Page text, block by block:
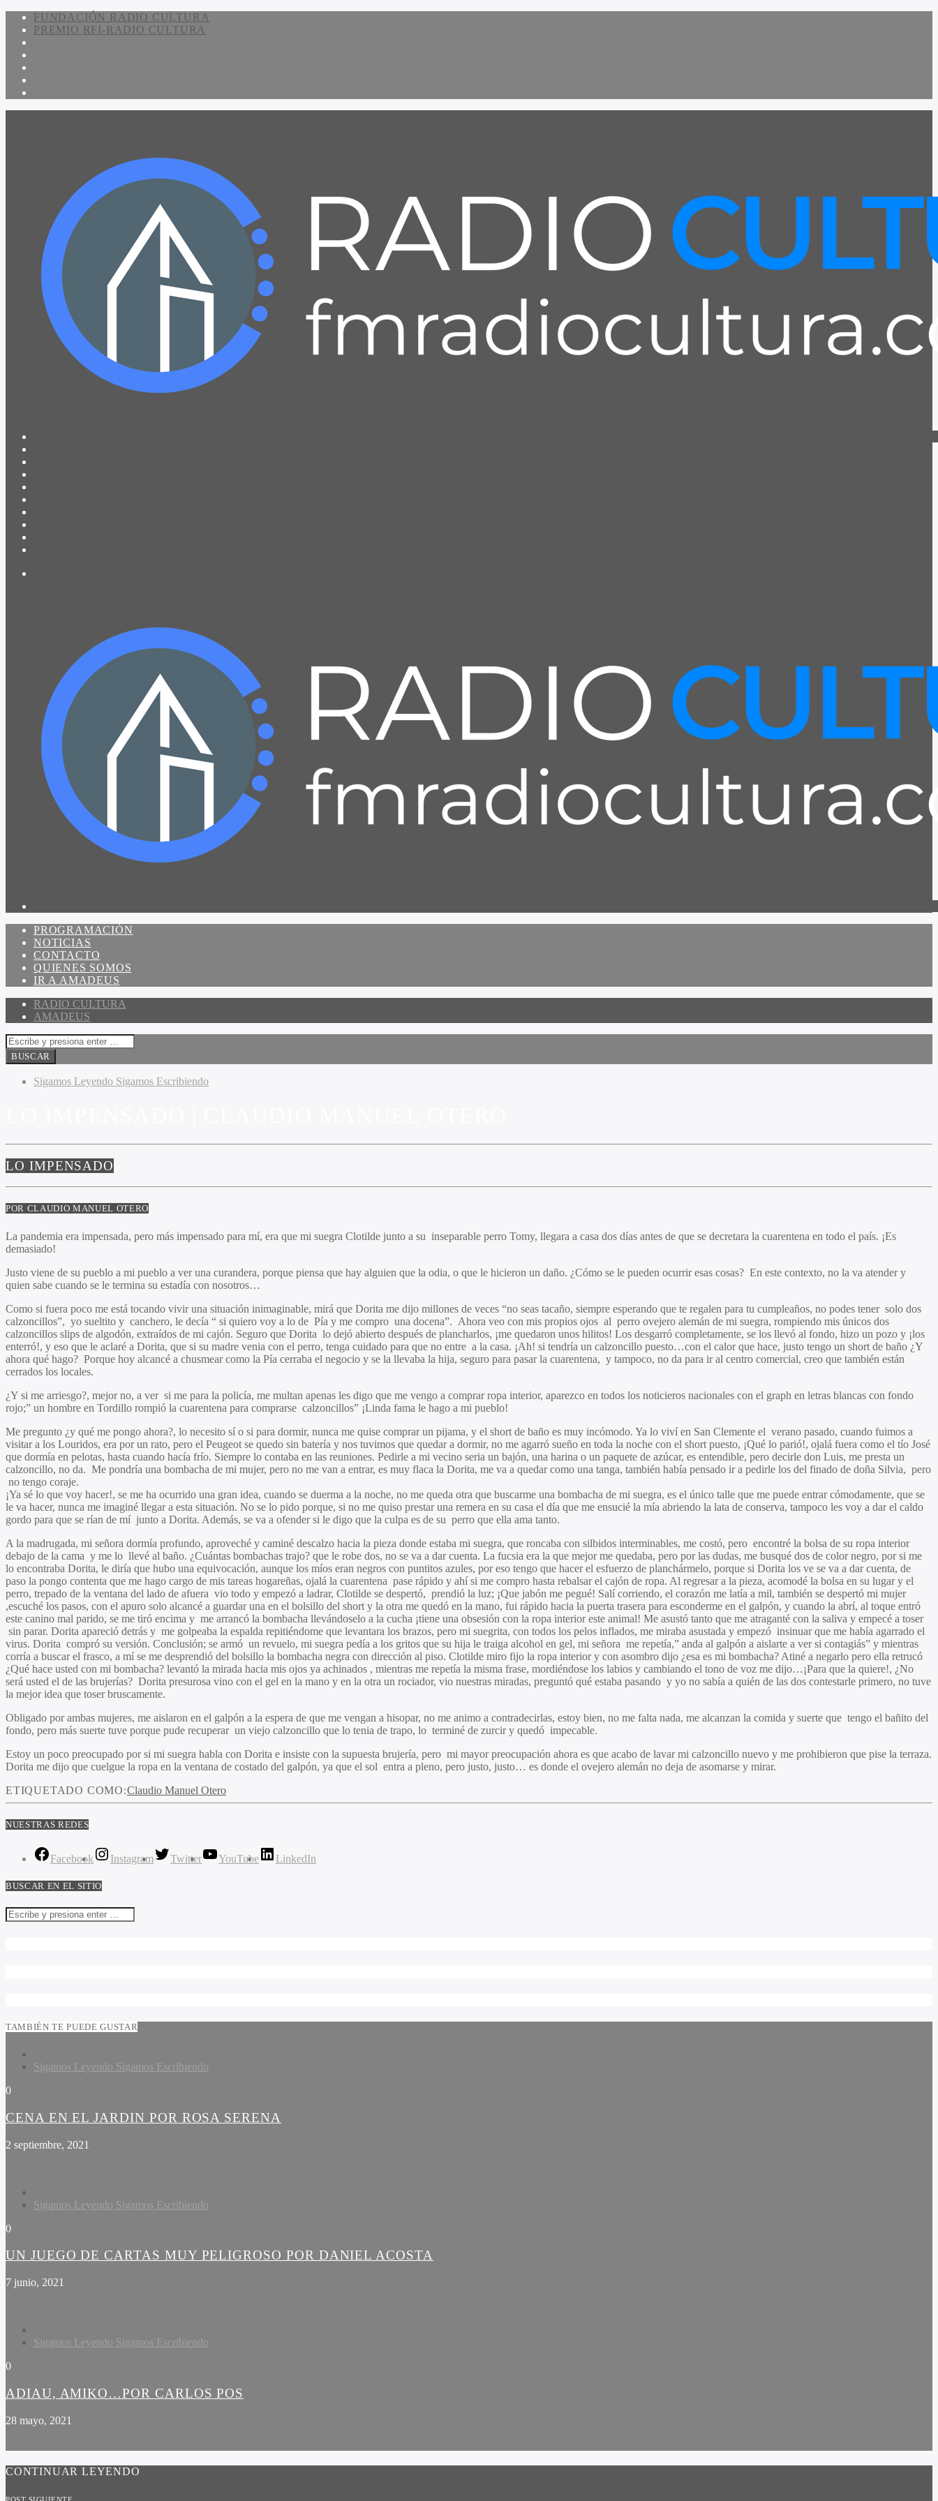
FUNDACIÓN RADIO CULTURA
PREMIO RFI-RADIO CULTURA
PROGRAMACIÓN
NOTICIAS
CONTACTO
QUIENES SOMOS
IR A AMADEUS
RADIO CULTURA
AMADEUS
Sigamos Leyendo Sigamos Escribiendo
LO IMPENSADO
POR CLAUDIO MANUEL OTERO
La pandemia era impensada, pero más impensado para mí, era que mi suegra Clotilde junto a su inseparable perro Tomy, llegara a casa dos días antes de que se decretara la cuarentena en todo el país. ¡Es
demasiado!
Justo viene de su pueblo a mi pueblo a ver una curandera, porque piensa que hay alguien que la odia, o que le hicieron un daño. ¿Cómo se le pueden ocurrir esas cosas? En este contexto, no la va atender y
quien sabe cuando se le termina su estadía con nosotros…
Como si fuera poco me está tocando vivir una situación inimaginable, mirá que Dorita me dijo millones de veces “no seas tacaño, siempre esperando que te regalen para tu cumpleaños, no podes tener solo dos
calzoncillos”, yo sueltito y canchero, le decía “ si quiero voy a lo de Pía y me compro una docena”. Ahora veo con mis propios ojos al perro ovejero alemán de mi suegra, rompiendo mis únicos dos
calzoncillos slips de algodón, extraídos de mi cajón. Seguro que Dorita lo dejó abierto después de plancharlos, ¡me quedaron unos hilitos! Los desgarró completamente, se los llevó al fondo, hizo un pozo y ¡los
enterró!, y eso que le aclaré a Dorita, que si su madre venia con el perro, tenga cuidado para que no entre a la casa. ¡Ah! si tendría un calzoncillo puesto…con el calor que hace, justo tengo un short de baño ¿Y
ahora qué hago? Porque hoy alcancé a chusmear como la Pía cerraba el negocio y se la llevaba la hija, seguro para pasar la cuarentena, y tampoco, no da para ir al centro comercial, creo que también están
cerrados los locales.
¿Y si me arriesgo?, mejor no, a ver si me para la policía, me multan apenas les digo que me vengo a comprar ropa interior, aparezco en todos los noticieros nacionales con el graph en letras blancas con fondo
rojo;” un hombre en Tordillo rompió la cuarentena para comprarse calzoncillos” ¡Linda fama le hago a mi pueblo!
Me pregunto ¿y qué me pongo ahora?, lo necesito sí o si para dormir, nunca me quise comprar un pijama, y el short de baño es muy incómodo. Ya lo viví en San Clemente el verano pasado, cuando fuimos a
visitar a los Louridos, era por un rato, pero el Peugeot se quedo sin batería y nos tuvimos que quedar a dormir, no me agarró sueño en toda la noche con el short puesto, ¡Qué lo parió!, ojalá fuera como el tío José
que dormía en pelotas, hasta cuando hacía frío. Siempre lo contaba en las reuniones. Pedirle a mi vecino seria un bajón, una harina o un paquete de azúcar, es entendible, pero decirle don Luis, me presta un
calzoncillo, no da. Me pondría una bombacha de mi mujer, pero no me van a entrar, es muy flaca la Dorita, me va a quedar como una tanga, también había pensado ir a pedirle los del finado de doña Silvia, pero
no tengo coraje.
¡Ya sé lo que voy hacer!, se me ha ocurrido una gran idea, cuando se duerma a la noche, no me queda otra que buscarme una bombacha de mi suegra, es el único talle que me puede entrar cómodamente, que se
le va hacer, nunca me imaginé llegar a esta situación. No se lo pido porque, si no me quiso prestar una remera en su casa el día que me ensucié la mía abriendo la lata de conserva, tampoco les voy a dar el caldo
gordo para que se rían de mí junto a Dorita. Además, se va a ofender si le digo que la culpa es de su perro que ella ama tanto.
A la madrugada, mi señora dormía profundo, aproveché y caminé descalzo hacia la pieza donde estaba mi suegra, que roncaba con silbidos interminables, me costó, pero encontré la bolsa de su ropa interior
debajo de la cama y me lo llevé al baño. ¿Cuántas bombachas trajo? que le robe dos, no se va a dar cuenta. La fucsia era la que mejor me quedaba, pero por las dudas, me busqué dos de color negro, por si me
lo encontraba Dorita, le diría que hubo una equivocación, aunque los míos eran negros con puntitos azules, por eso tengo que hacer el esfuerzo de planchármelo, porque si Dorita los ve se va a dar cuenta, de
paso la pongo contenta que me hago cargo de mis tareas hogareñas, ojalá la cuarentena pase rápido y ahí si me compro hasta rebalsar el cajón de ropa. Al regresar a la pieza, acomodé la bolsa en su lugar y el
perro, trepado de la ventana del lado de afuera vio todo y empezó a ladrar, Clotilde se despertó, prendió la luz; ¡Que jabón me pegué! Salí corriendo, el corazón me latía a mil, también se despertó mi mujer
,escuché los pasos, con el apuro solo alcancé a guardar una en el bolsillo del short y la otra me quedó en la mano, fui rápido hacia la puerta trasera para esconderme en el galpón, y cuando la abrí, al toque entró
este canino mal parido, se me tiró encima y me arrancó la bombacha llevándoselo a la cucha ¡tiene una obsesión con la ropa interior este animal! Me asustó tanto que me atraganté con la saliva y empecé a toser
sin parar. Dorita apareció detrás y me golpeaba la espalda repitiéndome que levantara los brazos, pero mi suegrita, con todos los pelos inflados, me miraba asustada y empezó insinuar que me había agarrado el
virus. Dorita compró su versión. Conclusión; se armó un revuelo, mi suegra pedía a los gritos que su hija le traiga alcohol en gel, mi señora me repetía,” anda al galpón a aislarte a ver si contagiás” y mientras
corría a buscar el frasco, a mí se me desprendió del bolsillo la bombacha negra con dirección al piso. Clotilde miro fijo la ropa interior y con asombro dijo ¿esa es mi bombacha? Atiné a negarlo pero ella retrucó
¿Qué hace usted con mi bombacha? levantó la mirada hacia mis ojos ya achinados , mientras me repetía la misma frase, mordiéndose los labios y cambiando el tono de voz me dijo…¡Para que la quiere!, ¿No
será usted el de las brujerías? Dorita presurosa vino con el gel en la mano y en la otra un rociador, vio nuestras miradas, preguntó qué estaba pasando y yo no sabía a quién de las dos contestarle primero, no tuve
la mejor idea que toser bruscamente.
Obligado por ambas mujeres, me aislaron en el galpón a la espera de que me vengan a hisopar, no me animo a contradecirlas, estoy bien, no me falta nada, me alcanzan la comida y suerte que tengo el bañito del
fondo, pero más suerte tuve porque pude recuperar un viejo calzoncillo que lo tenia de trapo, lo terminé de zurcir y quedó impecable.
Estoy un poco preocupado por si mi suegra habla con Dorita e insiste con la supuesta brujería, pero mi mayor preocupación ahora es que acabo de lavar mi calzoncillo nuevo y me prohibieron que pise la terraza.
Dorita me dijo que cuelgue la ropa en la ventana de costado del galpón, ya que el sol entra a pleno, pero justo, justo… es donde el ovejero alemán no deja de asomarse y mirar.
ETIQUETADO COMO:Claudio Manuel Otero
NUESTRAS REDES
Facebook Instagram Twitter YouTube LinkedIn
BUSCAR EN EL SITIO
TAMBIÉN TE PUEDE GUSTAR
Sigamos Leyendo Sigamos Escribiendo
0
CENA EN EL JARDIN POR ROSA SERENA
2 septiembre, 2021
Sigamos Leyendo Sigamos Escribiendo
0
UN JUEGO DE CARTAS MUY PELIGROSO POR DANIEL ACOSTA
7 junio, 2021
Sigamos Leyendo Sigamos Escribiendo
0
ADIAU, AMIKO…POR CARLOS POS
28 mayo, 2021
CONTINUAR LEYENDO